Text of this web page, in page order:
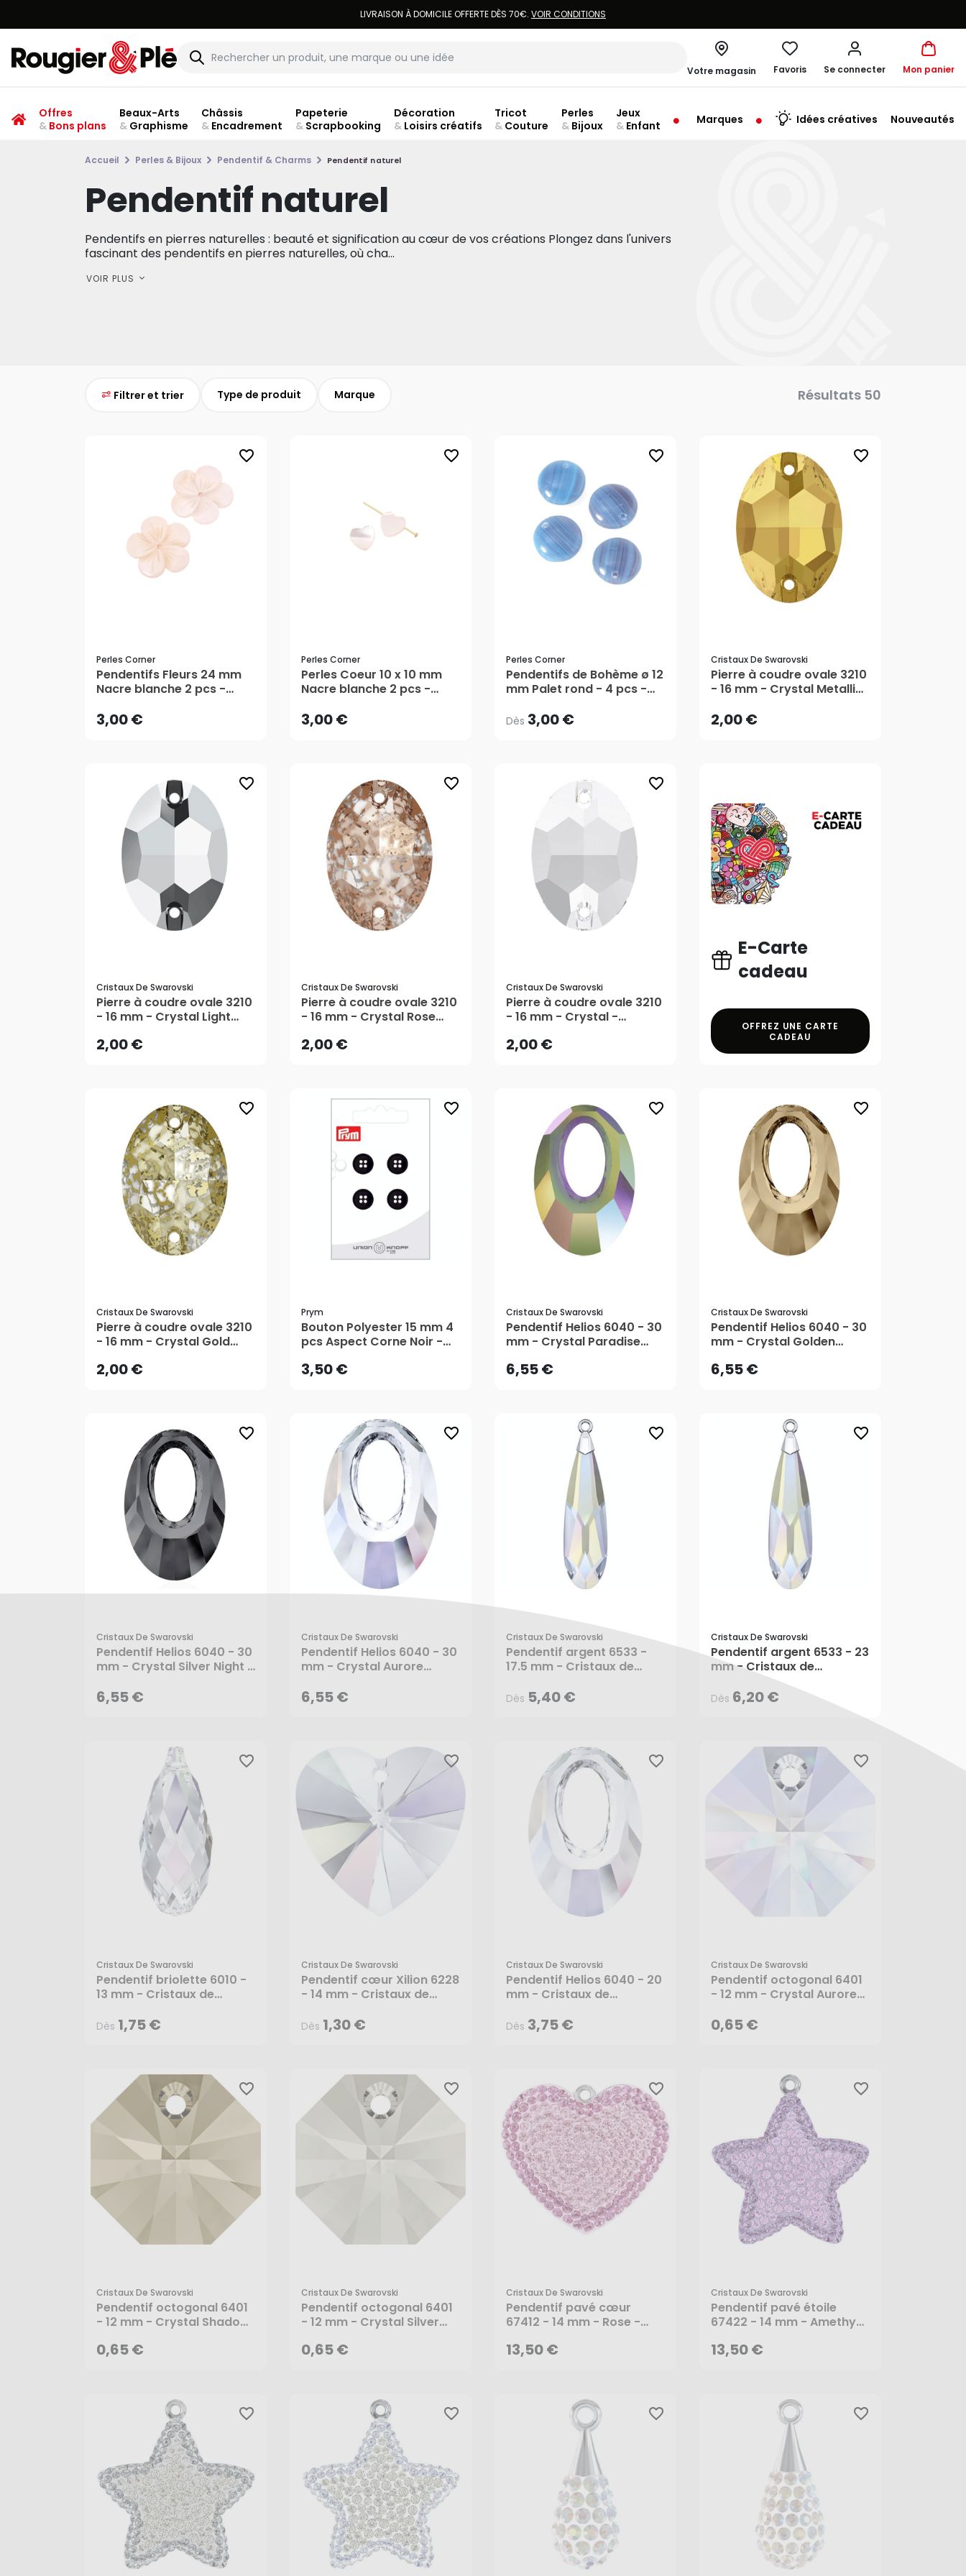
LIVRAISON À DOMICILE OFFERTE DÈS 70€. VOIR CONDITIONS
Votre magasin
ouvert à 09:30
Favoris Se connecter Mon panier
Offres
&Bons plans
Beaux-Arts
&Graphisme
Châssis
&Encadrement
Papeterie
&Scrapbooking
Décoration
&Loisirs créatifs
Tricot
& Couture
Perles
& Bijoux
Jeux
& Enfant Marques Idées créatives Nouveautés
Accueil Perles & Bijoux Pendentif & Charms Pendentif naturel
Pendentif naturel
Pendentifs en pierres naturelles : beauté et signification au cœur de vos créations Plongez dans l'univers
fascinant des pendentifs en pierres naturelles, où cha...
VOIR PLUS
Filtrer et trier Type de produit Marque Résultats 50
favorite_border
Perles Corner
Pendentifs Fleurs 24 mm
Nacre blanche 2 pcs -
3,00 €
3,00 €
favorite_border
Perles Corner
Perles Coeur 10 x 10 mm
Nacre blanche 2 pcs -
3,00 €
3,00 €
favorite_border
Perles Corner
Pendentifs de Bohème ø 12
mm Palet rond - 4 pcs -
Dès 3,00 €
Dès3,00 €
favorite_border
Cristaux De Swarovski
Pierre à coudre ovale 3210
- 16 mm - Crystal Metallic
Swarovski
2,00 €
2,00 €
favorite_border
Cristaux De Swarovski
Pierre à coudre ovale 3210
- 16 mm - Crystal Light
Swarovski
2,00 €
2,00 €
favorite_border
Cristaux De Swarovski
Pierre à coudre ovale 3210
- 16 mm - Crystal Rose
Swarovski
2,00 €
2,00 €
favorite_border
Cristaux De Swarovski
Pierre à coudre ovale 3210
- 16 mm - Crystal -
2,00 €
2,00 €
E-Carte
cadeau
OFFREZ UNE CARTE
CADEAU
favorite_border
Cristaux De Swarovski
Pierre à coudre ovale 3210
- 16 mm - Crystal Gold
Swarovski
2,00 €
2,00 €
favorite_border
Prym
Bouton Polyester 15 mm 4
pcs Aspect Corne Noir -
3,50 €
3,50 €
favorite_border
Cristaux De Swarovski
Pendentif Helios 6040 - 30
mm - Crystal Paradise
Swarovski
6,55 €
6,55 €
favorite_border
Cristaux De Swarovski
Pendentif Helios 6040 - 30
mm - Crystal Golden
Swarovski
6,55 €
6,55 €
favorite_border
Cristaux De Swarovski
Pendentif Helios 6040 - 30
mm - Crystal Silver Night -
6,55 €
6,55 €
favorite_border
Cristaux De Swarovski
Pendentif Helios 6040 - 30
mm - Crystal Aurore
Swarovski
6,55 €
6,55 €
favorite_border
Cristaux De Swarovski
Pendentif argent 6533 -
17.5 mm - Cristaux de
Dès 5,40 €
Dès5,40 €
favorite_border
Cristaux De Swarovski
Pendentif argent 6533 - 23
mm - Cristaux de
Swarovski
Dès 6,20 €
Dès6,20 €
favorite_border
Cristaux De Swarovski
Pendentif briolette 6010 -
13 mm - Cristaux de
Dès 1,75 €
Dès1,75 €
favorite_border
Cristaux De Swarovski
Pendentif cœur Xilion 6228
- 14 mm - Cristaux de
Dès 1,30 €
Dès1,30 €
favorite_border
Cristaux De Swarovski
Pendentif Helios 6040 - 20
mm - Cristaux de
Dès 3,75 €
Dès3,75 €
favorite_border
Cristaux De Swarovski
Pendentif octogonal 6401
- 12 mm - Crystal Aurore
Swarovski
0,65 €
0,65 €
AJOUTER AU PANIER
favorite_border
Cristaux De Swarovski
Pendentif octogonal 6401
- 12 mm - Crystal Shadow
0,65 €
0,65 €
AJOUTER AU PANIER
favorite_border
Cristaux De Swarovski
Pendentif octogonal 6401
- 12 mm - Crystal Silver
Swarovski
0,65 €
0,65 €
AJOUTER AU PANIER
favorite_border
Cristaux De Swarovski
Pendentif pavé cœur
67412 - 14 mm - Rose -
13,50 €
13,50 €
AJOUTER AU PANIER
favorite_border
Cristaux De Swarovski
Pendentif pavé étoile
67422 - 14 mm - Amethyst
13,50 €
13,50 €
AJOUTER AU PANIER
favorite_border favorite_border favorite_border favorite_border